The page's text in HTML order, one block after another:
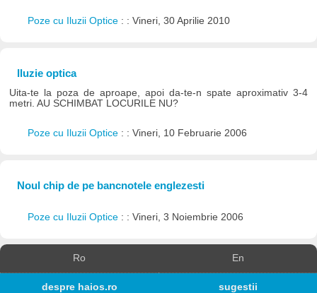
Poze cu Iluzii Optice : : Vineri, 30 Aprilie 2010
Iluzie optica
Uita-te la poza de aproape, apoi da-te-n spate aproximativ 3-4
metri. AU SCHIMBAT LOCURILE NU?
Poze cu Iluzii Optice : : Vineri, 10 Februarie 2006
Noul chip de pe bancnotele englezesti
Poze cu Iluzii Optice : : Vineri, 3 Noiembrie 2006
Ro En
despre haios.ro sugestii